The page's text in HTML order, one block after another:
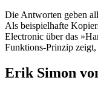
Die Antworten geben
Als beispielhafte
Electronic über das
Funktions-Prinzip
Erik Simon